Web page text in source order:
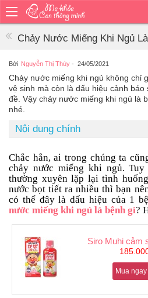
chủ
ăn
Bé
vệ
sinh
Bé
mặc
Bé
đi
ra
ngoài
Bé
khỏe
Chảy Nước Miếng Khi Ngủ
Bởi Nguyễn Thị Thùy - 24/05/2021
Chảy nước miếng khi ngủ không chỉ
vệ sinh mà còn là dấu hiệu cảnh
đề. Vậy chảy nước miếng khi ngủ là
nhé.
Nội dung chính
Chắc hẳn, ai trong chúng ta
chảy nước miếng khi ngủ.
thường xuyên lặp lại tình
nước bọt tiết ra nhiều thì bạn
có thể đây là dấu hiệu của 1
nước miếng khi ngủ là bệnh gì?
Siro Muhi cảm
Mua ngay